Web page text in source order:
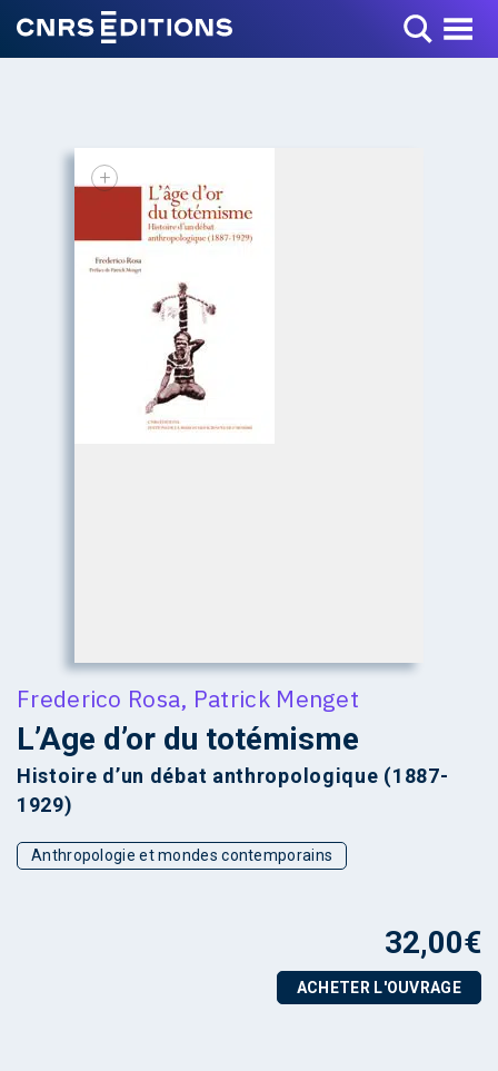
Toggle Menu
+
Frederico Rosa, Patrick Menget
L’Age d’or du totémisme
Histoire d’un débat anthropologique (1887-
1929)
Anthropologie et mondes contemporains
32,00€
ACHETER L'OUVRAGE